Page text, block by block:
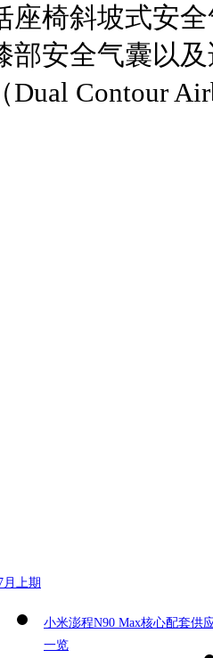
座椅斜坡式安
部安全气囊以
Contour
月上期
小米澎程N90 Max核心配套供
一览